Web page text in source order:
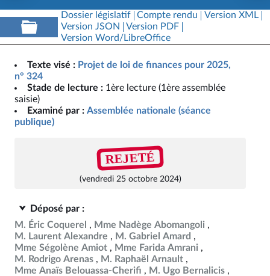
Dossier législatif Compte rendu
Version XML
Version JSON
Version PDF
Version Word/LibreOffice
Texte visé : Projet de loi de finances pour 2025,
n° 324
Stade de lecture : 1ère lecture (1ère assemblée
saisie)
Examiné par : Assemblée nationale (séance
publique)
REJETÉ
(vendredi 25 octobre 2024)
Déposé par :
M. Éric Coquerel
Mme Nadège Abomangoli
M. Laurent Alexandre
M. Gabriel Amard
Mme Ségolène Amiot
Mme Farida Amrani
M. Rodrigo Arenas
M. Raphaël Arnault
Mme Anaïs Belouassa-Cherifi
M. Ugo Bernalicis